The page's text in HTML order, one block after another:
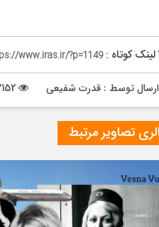
لینک کوتاه :www.iras.ir/?p=1149
ارسال توسط : قدرت شفیعی
تصاویر مرتبط